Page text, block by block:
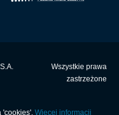
Wszystkie prawa
zastrzeżone
'cookies'. Więcej informacji